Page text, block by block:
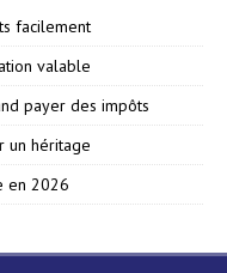
facilement
valable
payer des impôts
un héritage
en 2026